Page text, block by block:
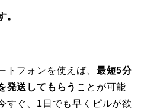
。
トフォンを使えば、 最短5分
発送してもらう ことが可能
すぐ、1日でも早くピルが欲